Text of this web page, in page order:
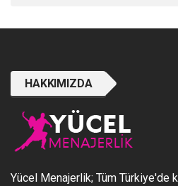
HAKKIMIZDA
Yücel Menajerlik; Tüm Türkiye'de